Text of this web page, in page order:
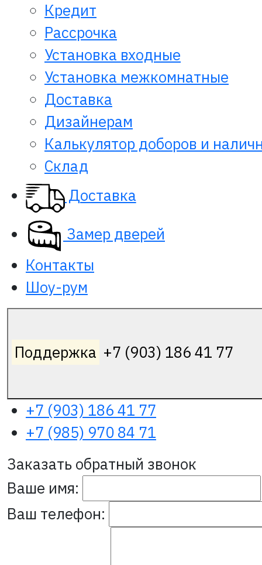
Кредит
Рассрочка
Установка входные
Установка межкомнатные
Доставка
Дизайнерам
Калькулятор доборов и
Склад
Доставка
Замер дверей
Контакты
Шоу-рум
Поддержка +7 (903) 186 41 77
+7 (903) 186 41 77
+7 (985) 970 84 71
Заказать обратный звонок
Ваше имя:
Ваш телефон: